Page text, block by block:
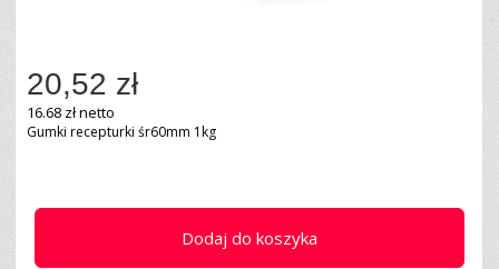
Dodaj do koszyka
20,52 zł
16.68 zł netto
Gumki recepturki śr60mm 1kg